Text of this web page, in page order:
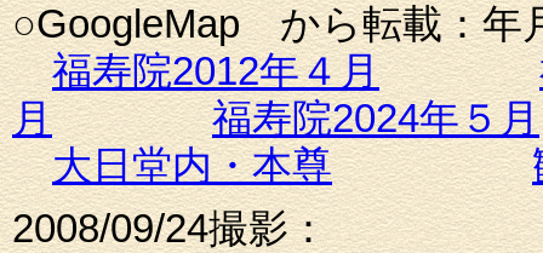
○GoogleMap から転載：年
福寿院2012年４月
月
福寿院2024年５月
大日堂内・本尊
2008/09/24撮影：